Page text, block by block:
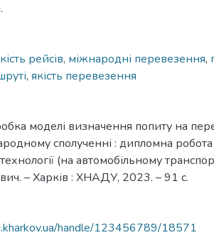
рейсів, міжнародні перевезення,
, якість перевезення
моделі визначення попиту на
сполученні : дипломна робота
(на автомобільному
– Харків : ХНАДУ, 2023. – 91 с.
handle/123456789/18571